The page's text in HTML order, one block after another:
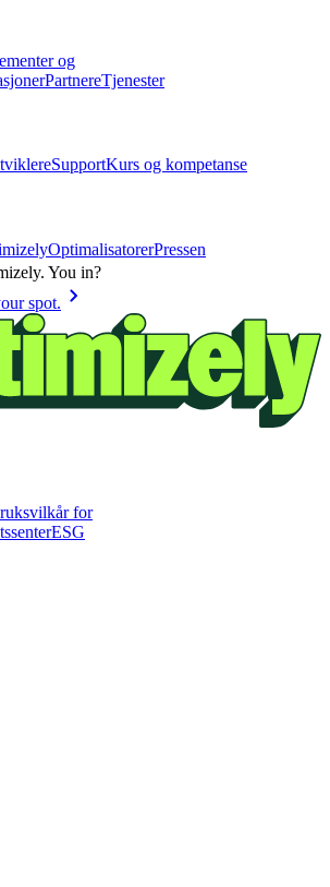
og
PartnereTjenester
SupportKurs og kompetanse
OptimalisatorerPressen
You in?
spot. chevron_right
for
ESG